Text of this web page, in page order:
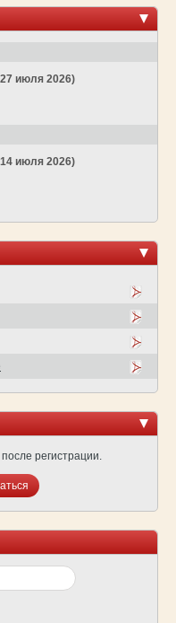
июля 2026)
июля 2026)
регистрации.